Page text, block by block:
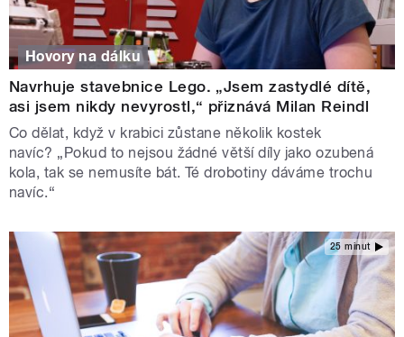
Hovory na dálku
Navrhuje stavebnice Lego. „Jsem zastydlé dítě,
asi jsem nikdy nevyrostl,“ přiznává Milan Reindl
Co dělat, když v krabici zůstane několik kostek
navíc? „Pokud to nejsou žádné větší díly jako ozubená
kola, tak se nemusíte bát. Té drobotiny dáváme trochu
navíc.“
25 minut